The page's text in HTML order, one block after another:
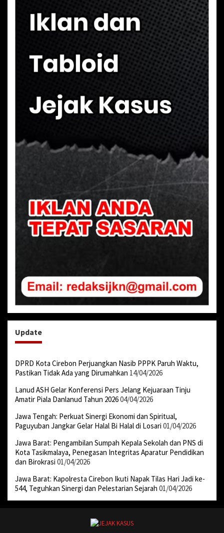
Update
DPRD Kota Cirebon Perjuangkan Nasib PPPK Paruh Waktu,
Pastikan Tidak Ada yang Dirumahkan 14/04/2026
Lanud ASH Gelar Konferensi Pers Jelang Kejuaraan Tinju
Amatir Piala Danlanud Tahun 202604/04/2026
Jawa Tengah: Perkuat Sinergi Ekonomi dan Spiritual,
Paguyuban Jangkar Gelar Halal Bi Halal di Losari 01/04/2026
Jawa Barat: Pengambilan Sumpah Kepala Sekolah dan PNS di
Kota Tasikmalaya, Penegasan Integritas Aparatur Pendidikan
dan Birokrasi 01/04/2026
Jawa Barat: Kapolresta Cirebon Ikuti Napak Tilas Hari Jadi ke-
544, Teguhkan Sinergi dan Pelestarian Sejarah 01/04/2026